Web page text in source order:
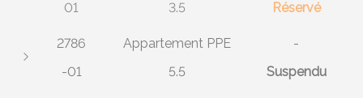
01
3.5
Réservé
2786
-01
Appartement PPE
5.5
-
Suspendu